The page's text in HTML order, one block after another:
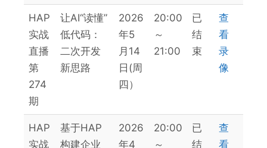
HAP
实战
直播
第
274
期
让AI“读懂”
低代码：
二次开发
新思路
2026
年5
月14
日(周
四）
20:00
～
21:00
已
结
束
查
看
录
像
HAP
实战
基于HAP
构建企业
2026
年4
20:00
～
已
结
查
看